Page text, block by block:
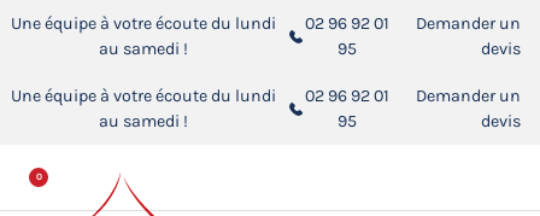
Une équipe à votre écoute du lundi
au samedi !
02 96 92 01
95
Demander un
devis
Une équipe à votre écoute du lundi
au samedi !
02 96 92 01
95
Demander un
devis
0